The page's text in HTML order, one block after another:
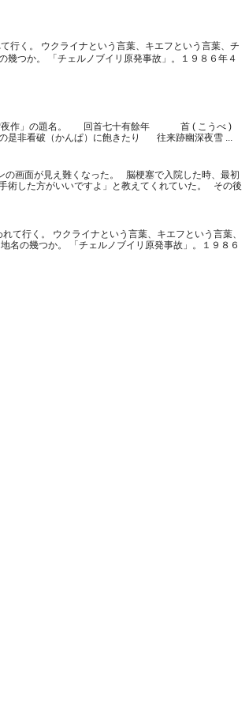
行く。 ウクライナという言葉、キエフという言葉、チ
幾つか。 「チェルノブイリ原発事故」。１９８６年４
雪夜作」の題名。 回首七十有餘年 首 ( こうべ )
看破（かんぱ）に飽きたり 往来跡幽深夜雪 ...
の画面が見え難くなった。 脳梗塞で入院した時、最初
術した方がいいですよ」と教えてくれていた。 その後
て行く。 ウクライナという言葉、キエフという言葉、
名の幾つか。 「チェルノブイリ原発事故」。１９８６